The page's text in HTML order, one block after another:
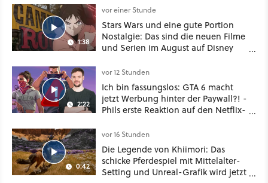
1:38
vor einer Stunde
Stars Wars und eine gute Portion
Nostalgie: Das sind die neuen Filme
und Serien im August auf Disney
2:22
vor 12 Stunden
Ich bin fassungslos: GTA 6 macht
jetzt Werbung hinter der Paywall?! -
Phils erste Reaktion auf den Netflix-
0:42
vor 16 Stunden
Die Legende von Khiimori: Das
schicke Pferdespiel mit Mittelalter-
Setting und Unreal-Grafik wird jetzt